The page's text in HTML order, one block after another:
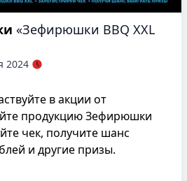
«Зефирюшки BBQ XXL
2024
в акции от
продукцию Зефирюшки
чек, получите шанс
и другие призы.